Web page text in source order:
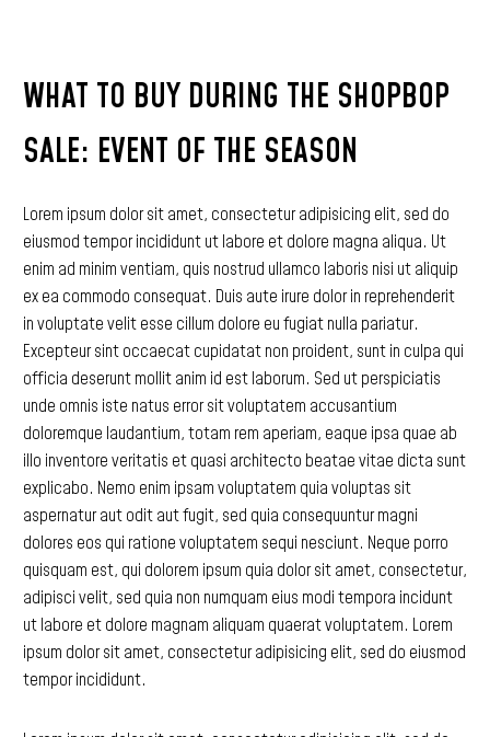
WHAT TO BUY DURING THE SHOPBOP
SALE: EVENT OF THE SEASON
Lorem ipsum dolorsitamet, consecteturadipisicing elit, sed do
eiusmodtemporincididuntutlabore etdolore magna aliqua. Ut
enim ad minimventiam, quis nostrud ullamco laboris nisi utaliquip
exea commodo consequat. Duis aute irure dolorin reprehenderit
involuptatevelitesse cillum dolore eufugiatnulla pariatur.
Excepteursintoccaecatcupidatatnon proident, suntin culpa qui
officia deseruntmollitanim id estlaborum. Sed utperspiciatis
unde omnis iste natus errorsitvoluptatem accusantium
doloremque laudantium,totam rem aperiam, eaque ipsa quae ab
illo inventoreveritatis etquasi architecto beataevitae dicta sunt
explicabo. Nemo enim ipsamvoluptatem quiavoluptas sit
aspernaturautoditautfugit, sed quia consequunturmagni
dolores eos qui rationevoluptatem sequi nesciunt. Neque porro
quisquam est, qui dolorem ipsum quia dolorsitamet, consectetur,
adipiscivelit, sed quia non numquam eius moditempora incidunt
utlabore etdolore magnam aliquam quaeratvoluptatem. Lorem
ipsum dolorsitamet, consecteturadipisicing elit, sed do eiusmod
temporincididunt.